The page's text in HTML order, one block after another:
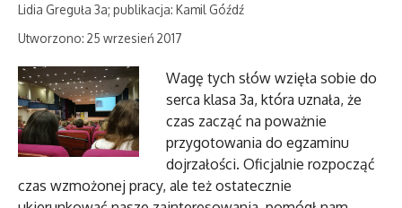
Lidia Greguła 3a; publikacja: Kamil Góźdź
Utworzono: 25 wrzesień 2017
Wagę tych słów wzięła sobie do
serca klasa 3a, która uznała, że
czas zacząć na poważnie
przygotowania do egzaminu
dojrzałości. Oficjalnie rozpocząć
czas wzmożonej pracy, ale też ostatecznie